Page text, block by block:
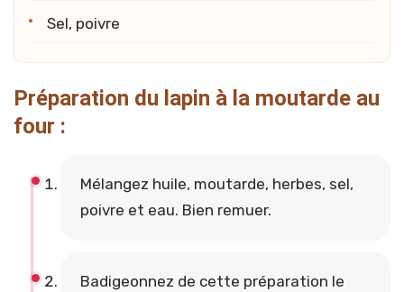
Sel, poivre
Préparation du lapin à la moutarde au
four :
Mélangez huile, moutarde, herbes, sel,
poivre et eau. Bien remuer.
Badigeonnez de cette préparation le